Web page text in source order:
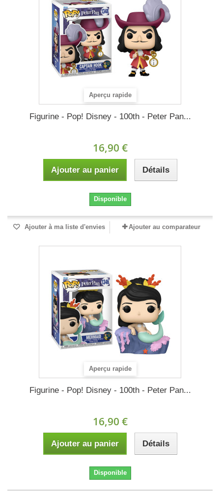
Aperçu rapide
Figurine - Pop! Disney - 100th - Peter Pan...
16,90 €
Ajouter au panier Détails
Disponible
Ajouter à ma liste d'envies Ajouter au comparateur
Aperçu rapide
Figurine - Pop! Disney - 100th - Peter Pan...
16,90 €
Ajouter au panier Détails
Disponible